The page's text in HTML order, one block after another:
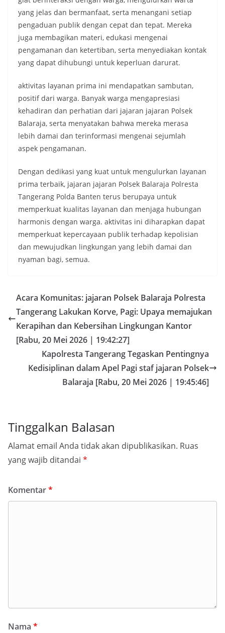
yang jelas dan bermanfaat, serta menangani setiap
pengaduan publik dengan cepat dan tepat. Mereka
juga membagikan materi, edukasi mengenai
pengamanan dan ketertiban, serta menyediakan kontak
yang dapat dihubungi untuk keperluan darurat.
aktivitas layanan prima ini mendapatkan sambutan,
positif dari warga. Banyak warga mengapresiasi
kehadiran dan perhatian dari jajaran jajaran Polsek
Balaraja, serta menyatakan bahwa mereka merasa
lebih damai dan terinformasi mengenai sejumlah
aspek pengamanan.
Dengan dedikasi yang kuat untuk mengulurkan layanan
prima terbaik, jajaran jajaran Polsek Balaraja Polresta
Tangerang Polda Banten terus berupaya untuk
memperkuat kualitas layanan dan menjaga hubungan
harmonis dengan warga. aktivitas ini diharapkan dapat
memperkuat kepercayaan publik terhadap kepolisian
dan mewujudkan lingkungan yang lebih damai dan
nyaman bagi, semua.
Acara Komunitas: jajaran Polsek Balaraja Polresta
Tangerang Lakukan Korve, Pagi: Upaya memajukan
Kerapihan dan Kebersihan Lingkungan Kantor
[Rabu, 20 Mei 2026 | 19:42:27]
Kapolresta Tangerang Tegaskan Pentingnya
Kedisiplinan dalam Apel Pagi staf jajaran Polsek
Balaraja [Rabu, 20 Mei 2026 | 19:45:46]
Tinggalkan Balasan
Alamat email Anda tidak akan dipublikasikan. Ruas
yang wajib ditandai *
Komentar*
Nama *